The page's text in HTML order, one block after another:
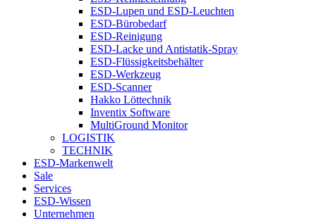
ESD-Lupen und ESD-Leuchten
ESD-Bürobedarf
ESD-Reinigung
ESD-Lacke und Antistatik-Spray
ESD-Flüssigkeitsbehälter
ESD-Werkzeug
ESD-Scanner
Hakko Löttechnik
Inventix Software
MultiGround Monitor
LOGISTIK
TECHNIK
ESD-Markenwelt
Sale
Services
ESD-Wissen
Unternehmen